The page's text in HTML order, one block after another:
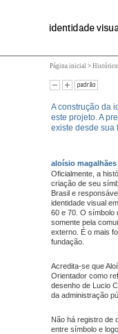
Página inicial > Histórico
A construção da
este projeto. A
existe desde sua
aloísio
Oficialmente, a
criação de seu
Brasil e
identidade visual
60 e 70. O símbolo
somente pela
externo. É o mais
fundação.
Acredita-se que
Orientador como
desenho de Lucio
da administração
Não há registro de
entre símbolo e